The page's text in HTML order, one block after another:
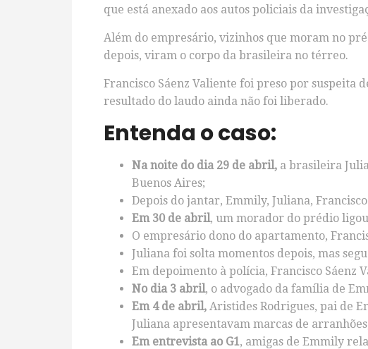
que está anexado aos autos policiais da
Além do empresário, vizinhos que moram no
depois, viram o corpo da brasileira no térreo.
Francisco Sáenz Valiente foi preso por suspeita
resultado do laudo ainda não foi liberado.
Entenda o caso:
Na noite do dia 29 de abril, a brasileira
Buenos Aires;
Depois do jantar, Emmily, Juliana,
Em 30 de abril, um morador do prédio
O empresário dono do apartamento,
Juliana foi solta momentos depois, mas
Em depoimento à polícia, Francisco Sáenz
No dia 3 abril, o advogado da família de
Em 4 de abril, Aristides Rodrigues, pai de
Juliana apresentavam marcas de
Em entrevista ao G1, amigas de Emmily